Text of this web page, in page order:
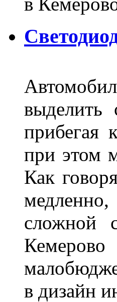
выделить
прибегая
при этом
Как
сложной
в дизайн